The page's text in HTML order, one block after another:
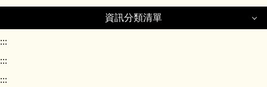
資訊分類清單
:::
:::
:::